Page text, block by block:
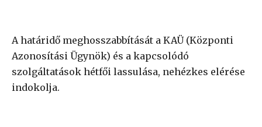
A határidő meghosszabbítását a KAÜ (Központi
Azonosítási Ügynök) és a kapcsolódó
szolgáltatások hétfői lassulása, nehézkes elérése
indokolja.